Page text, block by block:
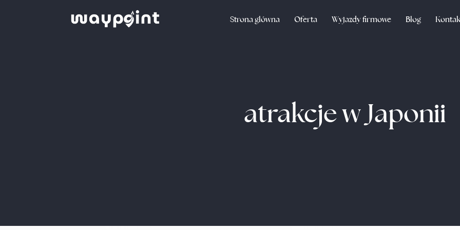
Strona główna Oferta Wyjazdy firmowe Blog
atrakcje w Japonii